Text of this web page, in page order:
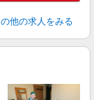
の他の求人をみる